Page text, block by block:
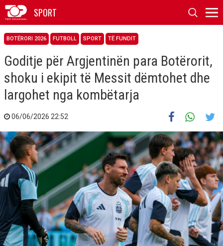
SPORT
BOTËRORI 2026 FUTBOLL SPORT TË FUNDIT
Goditje për Argjentinën para Botërorit,
shoku i ekipit të Messit dëmtohet dhe
largohet nga kombëtarja
06/06/2026 22:52